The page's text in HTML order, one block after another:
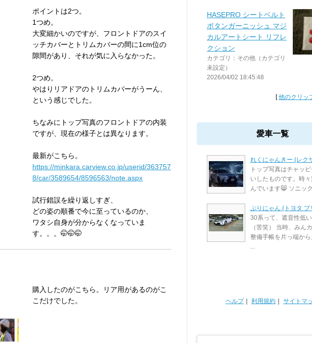
ポイントは2つ。
1つめ。
大変細かいのですが、フロントドアのスイ
ッチカバーとトリムカバーの間に1cm位の
隙間があり、それが気に入らなかった。
2つめ。
やはりリアドアのトリムカバーがうーん、
という感じでした。
ちなみにトップ写真のフロントドアの内装
ですが、現在の様子とは異なります。
最新がこちら。
https://minkara.carview.co.jp/userid/363757
8/car/3589654/8596563/note.aspx
試行錯誤を繰り返しすぎ、
どの姿の順番で今に至っているのか、
ワタシ自身が分からなくなっていま
す。。。🤭🤭🤭
購入したのがこちら。リア用があるのがこ
こだけでした。
HASEPRO シートベルト
ボタンガーニッシュ マジ
カルアートシート リフレ
クション
カテゴリ：その他（カテゴリ
未設定）
2026/04/02 18:45:48
[他のクリッ
愛車一覧
れくにゃんきー (レク
トップ写真はチャッ
いしたものです。時
んでいます😸 ソニッ
ぷりにゃん (トヨタ プ
30系って、遮音性低
（苦笑） 当時、みん
整備手帳を片っ端から
...
ヘルプ｜ 利用規約 サイトマ